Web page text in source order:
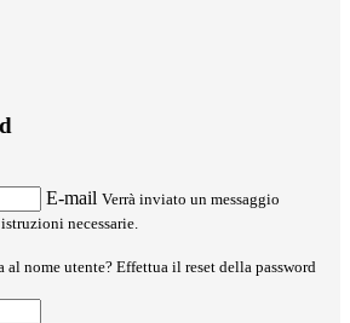
E-mail Verrà inviato un messaggio
necessarie.
al nome utente? Effettua il reset della password